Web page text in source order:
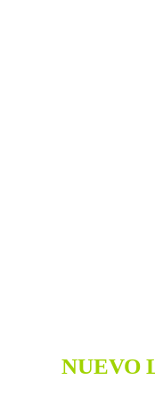
NUEVO